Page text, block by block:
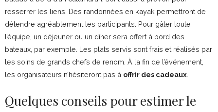
resserrer les liens. Des randonnées en kayak permettront de
détendre agréablement les participants. Pour gâter toute
l’équipe, un déjeuner ou un dîner sera offert à bord des
bateaux, par exemple. Les plats servis sont frais et réalisés par
les soins de grands chefs de renom. À la fin de l’événement,
les organisateurs n’hésiteront pas à offrir des cadeaux
Quelques conseils pour estimer le